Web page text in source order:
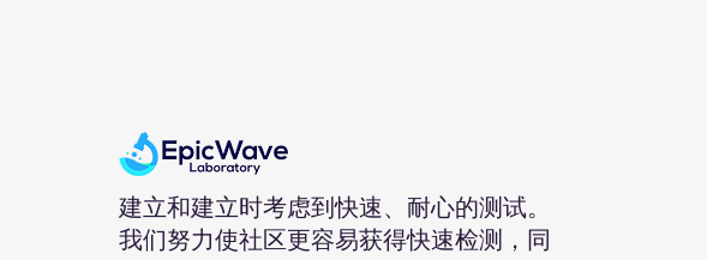
建立和建立时考虑到快速、耐心的测试。
我们努力使社区更容易获得快速检测，同